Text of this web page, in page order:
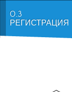
0.3
РЕГИСТРАЦИЯ